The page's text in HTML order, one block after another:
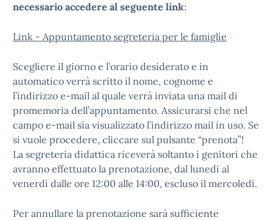
necessario accedere al seguente link:
Link - Appuntamento segreteria per le famiglie
Scegliere il giorno e l’orario desiderato e in
automatico verrà scritto il nome, cognome e
l’indirizzo e-mail al quale verrà inviata una mail di
promemoria dell’appuntamento. Assicurarsi che nel
campo e-mail sia visualizzato l’indirizzo mail in uso. Se
si vuole procedere, cliccare sul pulsante “prenota”!
La segreteria didattica riceverà soltanto i genitori che
avranno effettuato la prenotazione, dal lunedì al
venerdì dalle ore 12:00 alle 14:00, escluso il mercoledì.
Per annullare la prenotazione sarà sufficiente